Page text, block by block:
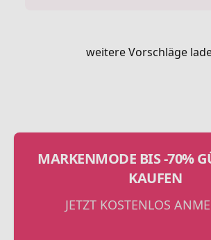
weitere Vorschläge
MARKENMODE BIS -70%
KAUFEN
JETZT KOSTENLOS